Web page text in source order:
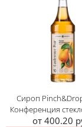
Сироп
Конференция
от 400.20